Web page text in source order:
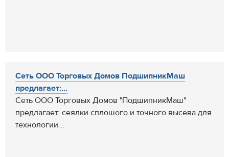
Сеть ООО Торговых Домов ПодшипникМаш
предлагает:...
Сеть ООО Торговых Домов "ПодшипникМаш"
предлагает: сеялки сплошого и точного высева для
технологии...